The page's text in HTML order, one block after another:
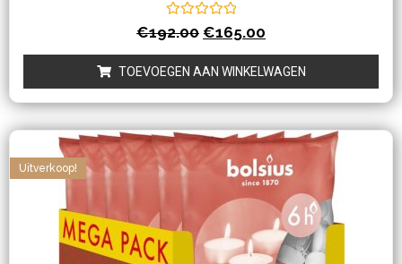
Waardering
0
uit
5
€192.00 €165.00
TOEVOEGEN AAN WINKELWAGEN
Uitverkoop!